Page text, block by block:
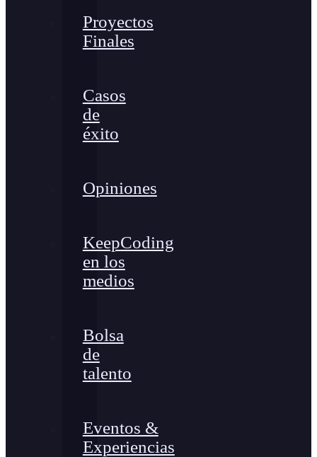
Proyectos
Finales
Casos
de
éxito
Opiniones
KeepCoding
en los
medios
Bolsa
de
talento
Eventos &
Experiencias